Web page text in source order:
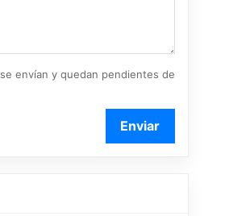
envían y quedan pendientes de
Enviar